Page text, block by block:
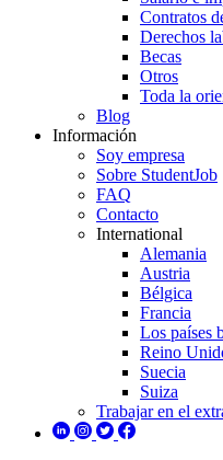
Contratos
Derechos
Becas
Otros
Toda la
Blog
Información
Soy empresa
Sobre StudentJob
FAQ
Contacto
International
Alemania
Austria
Bélgica
Francia
Los países
Reino
Suecia
Suiza
Trabajar en el